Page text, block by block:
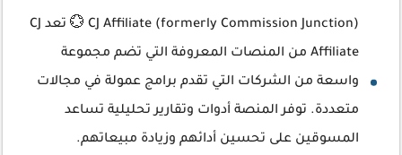
CJ Affiliate (formerly Commission Junction) 💮 تعد CJ
Affiliate من المنصات المعروفة التي تضم مجموعة
واسعة من الشركات التي تقدم برامج عمولة في مجالات
متعددة. توفر المنصة أدوات وتقارير تحليلية تساعد
المسوقين على تحسين أدائهم وزيادة مبيعاتهم.